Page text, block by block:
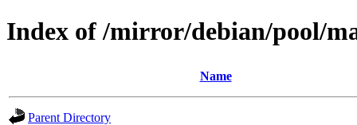
Index of /mirror/debian/pool/
Name
Parent Directory